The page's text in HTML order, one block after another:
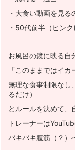
・大食い動画を見る
・50代前半（ピン
お風呂の鏡に映る自
「このままではイ
無理な食事制限なし
るだけ）
とルールを決めて、
トレーナーは
バキバキ腹筋（？）